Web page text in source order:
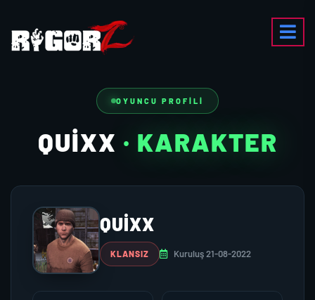
OYUNCU PROFILI
QUIXX · KARAKTER
QUIXX
KLANSIZ Kuruluş 21-08-2022